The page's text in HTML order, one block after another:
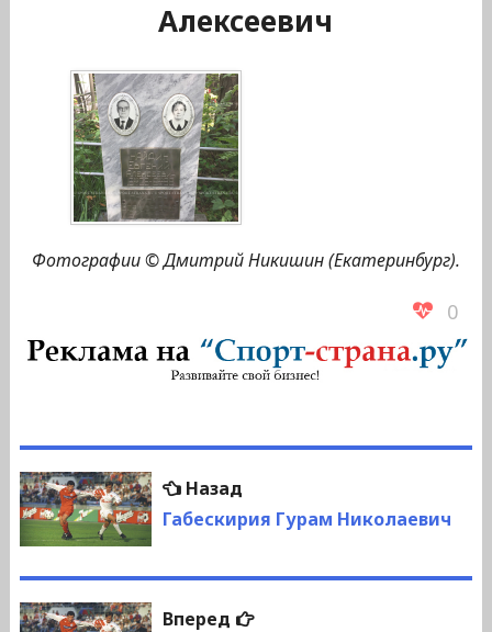
Алексеевич
Фотографии © Дмитрий Никишин (Екатеринбург).
0
Навигация
по
записям
НазадПредыдущая
запись:
Габескирия Гурам Николаевич
Вперед
Следующая